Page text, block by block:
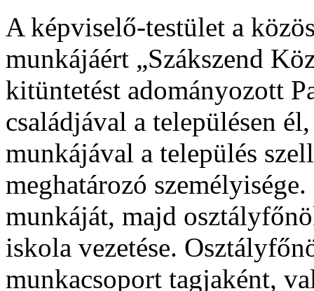
A képviselő-testület a
munkájáért „Szákszend
kitüntetést adományozott
családjával a településen
munkájával a település
meghatározó
munkáját, majd
iskola vezetése.
munkacsoport tagjaként,